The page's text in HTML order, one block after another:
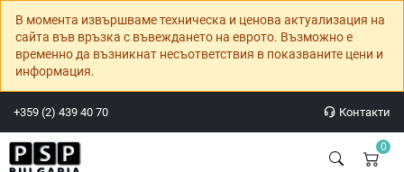
В момента извършваме техническа и ценова актуализация на
сайта във връзка с въвеждането на еврото. Възможно е
временно да възникнат несъответствия в показваните цени и
информация.
+359 (2) 439 40 70 Контакти
0